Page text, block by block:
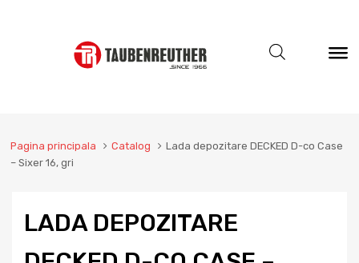
Pagina principala Catalog
Lada depozitare DECKED D-co Case
– Sixer 16, gri
LADA DEPOZITARE